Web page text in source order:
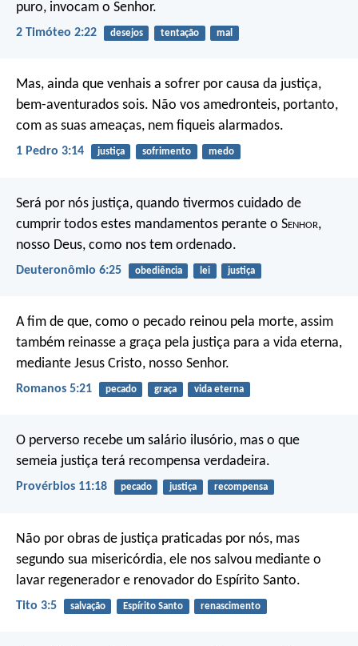
puro, invocam o Senhor.
2 Timóteo 2:22 desejos tentação mal
Mas, ainda que venhais a sofrer por causa da justiça,
bem-aventurados sois. Não vos amedronteis, portanto,
com as suas ameaças, nem fiqueis alarmados.
1 Pedro 3:14 justiça sofrimento medo
Será por nós justiça, quando tivermos cuidado de
cumprir todos estes mandamentos perante o Senhor,
nosso Deus, como nos tem ordenado.
Deuteronômio 6:25 obediência lei justiça
A fim de que, como o pecado reinou pela morte, assim
também reinasse a graça pela justiça para a vida eterna,
mediante Jesus Cristo, nosso Senhor.
Romanos 5:21 pecado graça vida eterna
O perverso recebe um salário ilusório, mas o que
semeia justiça terá recompensa verdadeira.
Provérbios 11:18 pecado justiça recompensa
Não por obras de justiça praticadas por nós, mas
segundo sua misericórdia, ele nos salvou mediante o
lavar regenerador e renovador do Espírito Santo.
Tito 3:5 salvação Espírito Santo renascimento